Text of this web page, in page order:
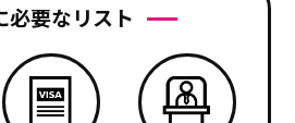
必要なリスト